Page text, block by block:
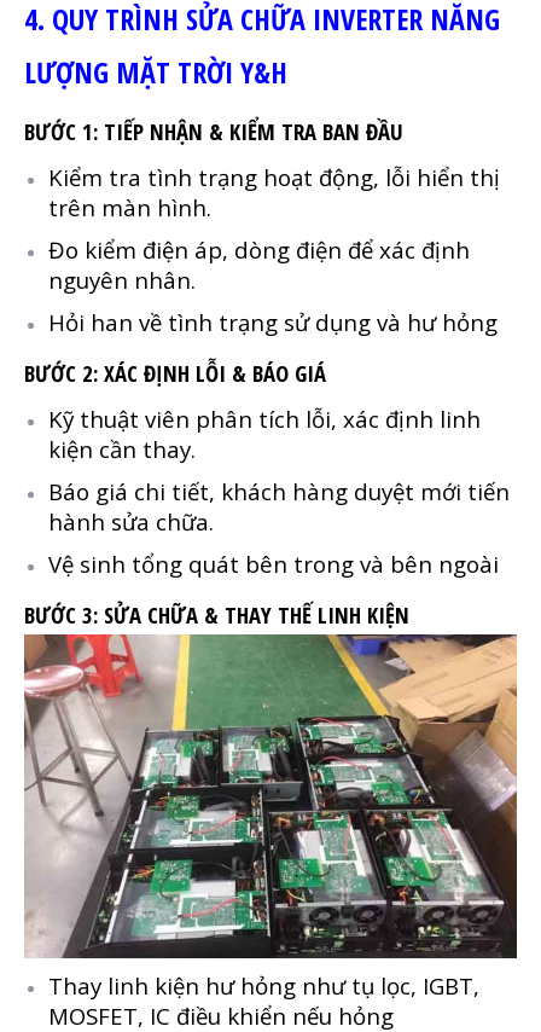
4. QUY TRÌNH SỬA CHỮA INVERTER NĂNG
LƯỢNG MẶT TRỜI Y&H
BƯỚC 1: TIẾP NHẬN & KIỂM TRA BAN ĐẦU
Kiểm tra tình trạng hoạt động, lỗi hiển thị
trên màn hình.
Đo kiểm điện áp, dòng điện để xác định
nguyên nhân.
Hỏi han về tình trạng sử dụng và hư hỏng
BƯỚC 2: XÁC ĐỊNH LỖI & BÁO GIÁ
Kỹ thuật viên phân tích lỗi, xác định linh
kiện cần thay.
Báo giá chi tiết, khách hàng duyệt mới tiến
hành sửa chữa.
Vệ sinh tổng quát bên trong và bên ngoài
BƯỚC 3: SỬA CHỮA & THAY THẾ LINH KIỆN
Thay linh kiện hư hỏng như tụ lọc, IGBT,
MOSFET, IC điều khiển nếu hỏng